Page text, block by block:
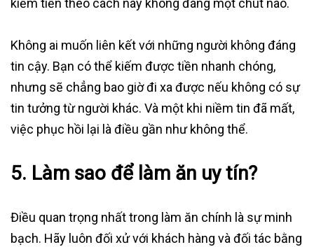
kiếm tiền theo cách này không đáng một chút nào.
Không ai muốn liên kết với những người không đáng
tin cậy. Bạn có thể kiếm được tiền nhanh chóng,
nhưng sẽ chẳng bao giờ đi xa được nếu không có sự
tin tưởng từ người khác. Và một khi niềm tin đã mất,
việc phục hồi lại là điều gần như không thể.
5. Làm sao để làm ăn uy tín?
Điều quan trọng nhất trong làm ăn chính là sự minh
bạch. Hãy luôn đối xử với khách hàng và đối tác bằng